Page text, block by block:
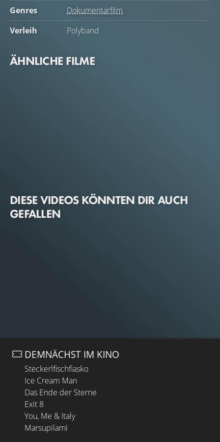
Genres
Dokumentarfilm
Verleih
Polyband
ÄHNLICHE FILME
DIESE VIDEOS KÖNNTEN DIR AUCH
GEFALLEN
DEMNÄCHST IM KINO
Steckerlfischfiasko
Ice Cream Man
Das Ende der Sterne
Exit 8
You, Me & Italy
Marsupilami